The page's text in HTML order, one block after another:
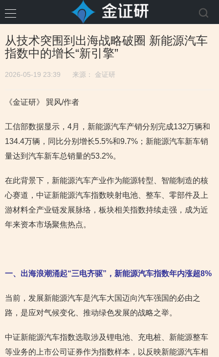
从技术突围到出海战略破圈 新能源汽车
指数中的增长“新引擎”
2026-05-19 23:39 来源： 金证研
《金证研》 巽风/作者
工信部数据显示，4月，新能源汽车产销分别完成132万辆和
134.4万辆，同比分别增长5.5%和9.7%；新能源汽车新车销
量达到汽车新车总销量的53.2%。
在此背景下，新能源汽车产业作为能源转型、智能制造的核
心赛道，中证新能源汽车指数映射电池、整车、零部件及上
游材料全产业链发展脉络，板块相关指数持续走强，成为近
年来资本市场聚焦热点。
一、出海浪潮涌起“三电齐驱”，新能源汽车指数年内涨超8%
当前，发展新能源汽车是汽车大国迈向汽车强国的必由之
路，是应对气候变化、推动绿色发展的战略之举。
中证新能源汽车指数选取涉及锂电池、充电桩、新能源整车
等业务的上市公司证券作为指数样本，以反映新能源汽车相